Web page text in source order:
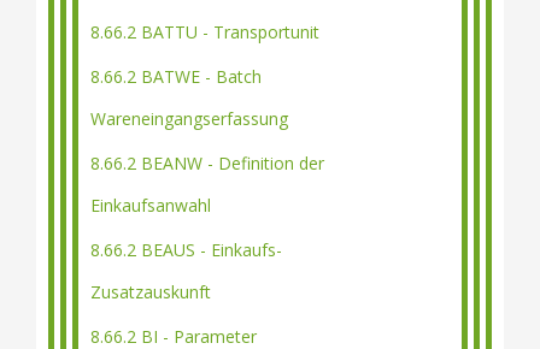
8.66.2 BATTU - Transportunit
8.66.2 BATWE - Batch
Wareneingangserfassung
8.66.2 BEANW - Definition der
Einkaufsanwahl
8.66.2 BEAUS - Einkaufs-
Zusatzauskunft
8.66.2 BI - Parameter